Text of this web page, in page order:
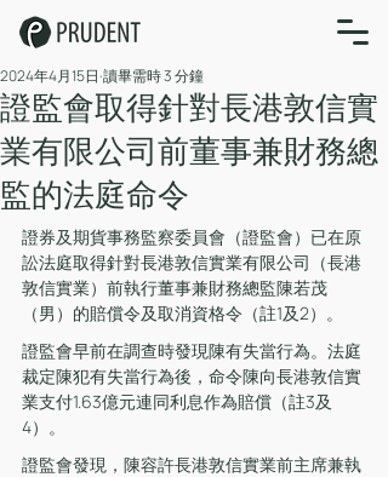
證監會取得針對長港敦信實
業有限公司前董事兼財務總
監的法庭命令
2024年4月15日 讀畢需時 3 分鐘
證券及期貨事務監察委員會（證監會）已在原
訟法庭取得針對長港敦信實業有限公司（長港
敦信實業）前執行董事兼財務總監陳若茂
（男）的賠償令及取消資格令（註1及2）。
證監會早前在調查時發現陳有失當行為。法庭
裁定陳犯有失當行為後，命令陳向長港敦信實
業支付1.63億元連同利息作為賠償（註3及
4）。
證監會發現，陳容許長港敦信實業前主席兼執